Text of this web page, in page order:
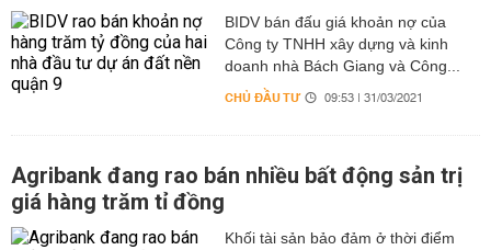
BIDV bán đấu giá khoản nợ của
Công ty TNHH xây dựng và kinh
doanh nhà Bách Giang và Công...
CHỦ ĐẦU TƯ 09:53 | 31/03/2021
Agribank đang rao bán nhiều bất động sản trị
giá hàng trăm tỉ đồng
Khối tài sản bảo đảm ở thời điểm